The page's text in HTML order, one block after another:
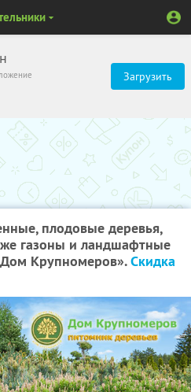
Загрузить
плодовые деревья,
газоны и ландшафтные
Крупномеров».Скидка